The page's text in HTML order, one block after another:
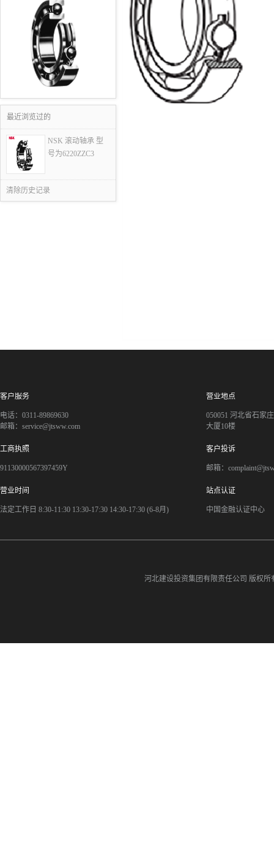
最近浏览过的
NSK 滚动轴承 型
号为6220ZZC3
清除历史记录
客户服务
电话：0311-89869630
邮箱：service@jtsww.com
营业地点
050051 河北省石家
大厦10楼
工商执照
91130000567397459Y
客户投诉
邮箱：
营业时间
法定工作日 8:30-11:30 13:30-17:30 14:30-17:30 (6-8月)
站点认证
中国金融认证中心
河北建设投资集团有限责任公司 版权所